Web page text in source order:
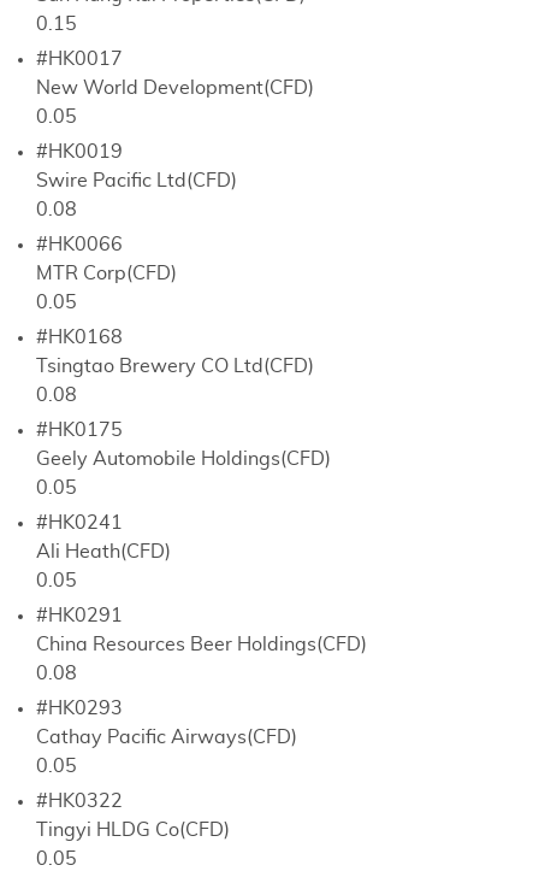
0.15
#HK0017
New World Development(CFD)
0.05
#HK0019
Swire Pacific Ltd(CFD)
0.08
#HK0066
MTR Corp(CFD)
0.05
#HK0168
Tsingtao Brewery CO Ltd(CFD)
0.08
#HK0175
Geely Automobile Holdings(CFD)
0.05
#HK0241
Ali Heath(CFD)
0.05
#HK0291
China Resources Beer Holdings(CFD)
0.08
#HK0293
Cathay Pacific Airways(CFD)
0.05
#HK0322
Tingyi HLDG Co(CFD)
0.05